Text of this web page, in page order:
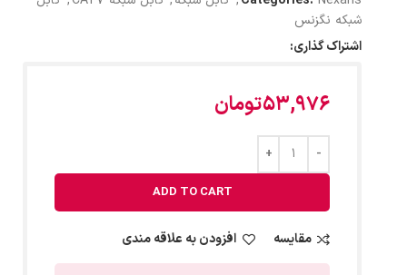
شبکه نگزنس
اشتراک گذاری:
53,976تومان
ADD TO CART
مقایسه افزودن به علاقه مندی